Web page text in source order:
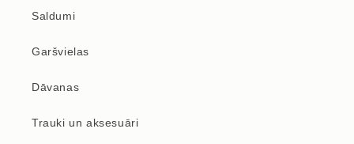
Saldumi
Garšvielas
Dāvanas
Trauki un aksesuāri